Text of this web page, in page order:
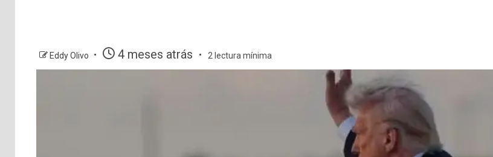
Eddy Olivo 4 meses atrás 2 lectura mínima